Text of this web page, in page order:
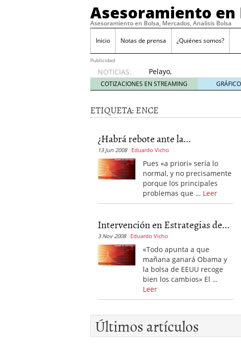
Asesoramiento en
Asesoramiento en Bolsa, Mercados, Analisis Bolsa
Inicio Notas de prensa ¿Quiénes somos?
Publicidad
NOTICIAS:
Pelayo,
con la
‘roja’ a
Mundial
abril 4,
Standard & Poor’s solo
11, 2009
No hay motivos para tener
Consideraciones sobre el fin
Lo prometido es deuda
COTIZACIONES EN STREAMING
ETIQUETA: ENCE
¿Habrá rebote ante la...
13 Jun 2008 Eduardo Vicho
Pues «a priori» sería lo
normal, y no precisamente
porque los principales
problemas que … Leer
Intervención en Estrategias de...
3 Nov 2008 Eduardo Vicho
«Todo apunta a que
mañana ganará Obama y
la bolsa de EEUU recoge
bien los cambios» El …
Leer
Últimos artículos